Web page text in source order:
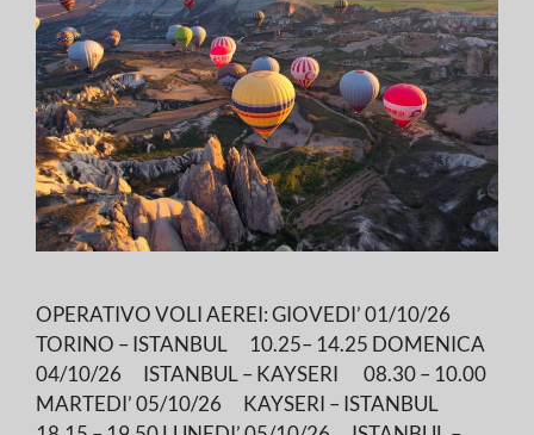
OPERATIVO VOLI AEREI: GIOVEDI’ 01/10/26
TORINO – ISTANBUL 10.25– 14.25 DOMENICA
04/10/26 ISTANBUL – KAYSERI 08.30 – 10.00
MARTEDI’ 05/10/26 KAYSERI – ISTANBUL